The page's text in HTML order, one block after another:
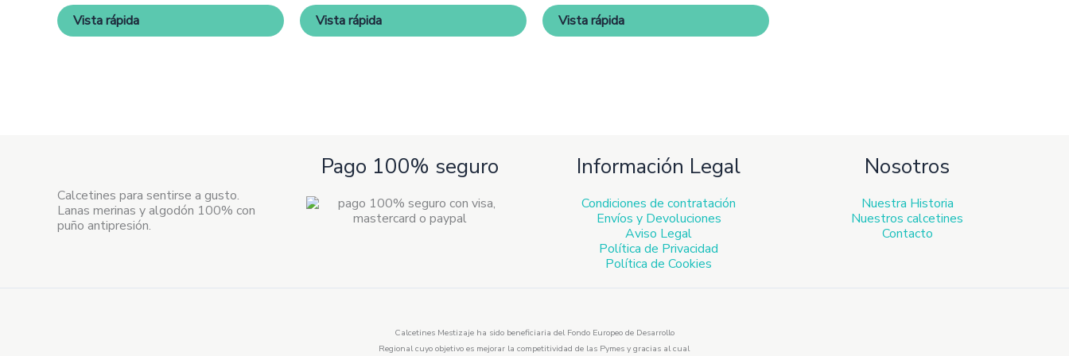
Vista rápida Vista rápida Vista rápida
Calcetines para sentirse a gusto.
Lanas merinas y algodón 100% con
puño antipresión.
Pago 100% seguro Información Legal
Condiciones de contratación
Envíos y Devoluciones
Aviso Legal
Política de Privacidad
Política de Cookies
Nosotros
Nuestra Historia
Nuestros calcetines
Contacto
Calcetines Mestizaje ha sido beneficiaria del Fondo Europeo de Desarrollo
Regional cuyo objetivo es mejorar la competitividad de las Pymes y gracias al cual